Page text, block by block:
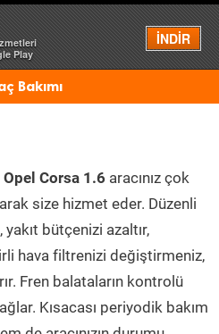
Play
İNDİR
Menü
Bakımı
Corsa 1.6 aracınız çok
size hizmet eder. Düzenli
bütçenizi azaltır,
hava filtrenizi değiştirmeniz,
Fren balataların kontrolü
Kısacası periyodik bakım